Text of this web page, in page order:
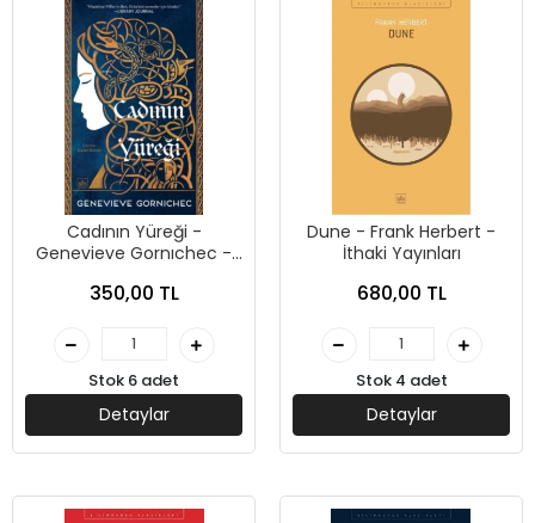
Cadının Yüreği -
Genevieve Gornıchec -
350,00 TL
Stok 6 adet
Detaylar
Dune - Frank Herbert -
İthaki Yayınları
680,00 TL
Stok 4 adet
Detaylar